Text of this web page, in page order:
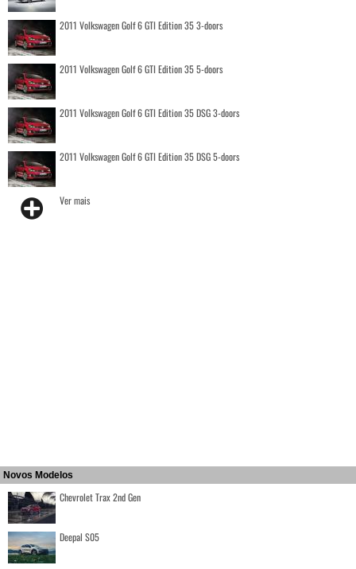
2011 Volkswagen Golf 6 GTI Edition 35 3-doors
2011 Volkswagen Golf 6 GTI Edition 35 5-doors
2011 Volkswagen Golf 6 GTI Edition 35 DSG 3-doors
2011 Volkswagen Golf 6 GTI Edition 35 DSG 5-doors
Ver mais
Novos Modelos
Chevrolet Trax 2nd Gen
Deepal S05